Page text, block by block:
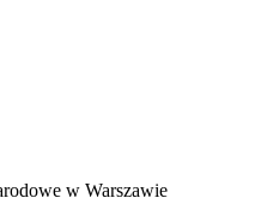
w Warszawie